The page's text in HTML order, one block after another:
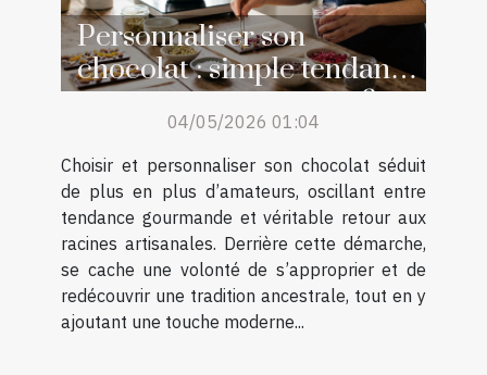
Personnaliser son
chocolat : simple tendance
ou retour aux sources ?
04/05/2026 01:04
Choisir et personnaliser son chocolat séduit
de plus en plus d’amateurs, oscillant entre
tendance gourmande et véritable retour aux
racines artisanales. Derrière cette démarche,
se cache une volonté de s’approprier et de
redécouvrir une tradition ancestrale, tout en y
ajoutant une touche moderne...